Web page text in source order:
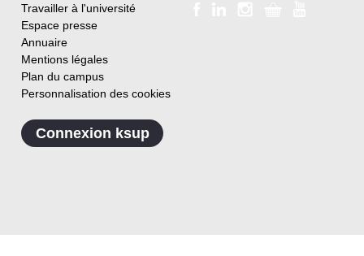
Travailler à l'université
Espace presse
Annuaire
Mentions légales
Plan du campus
Personnalisation des cookies
Connexion ksup